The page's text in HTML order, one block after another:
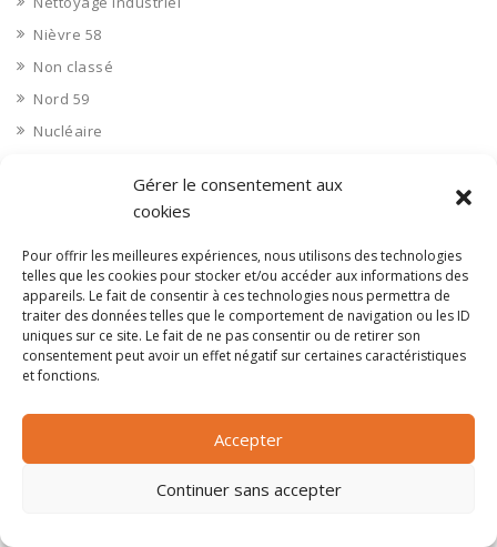
Gérer le consentement aux
cookies
Pour offrir les meilleures expériences, nous utilisons des technologies
telles que les cookies pour stocker et/ou accéder aux informations des
appareils. Le fait de consentir à ces technologies nous permettra de
traiter des données telles que le comportement de navigation ou les ID
uniques sur ce site. Le fait de ne pas consentir ou de retirer son
consentement peut avoir un effet négatif sur certaines caractéristiques
et fonctions.
Accepter
Continuer sans accepter
Nièvre 58
Non classé
Nord 59
Nucléaire
Objets en plastique
Opérateur télécom
Opérateurs télécom
Optique
Ordinateurs
Ouvrages d’art
Paramédical, compléments alimentaires